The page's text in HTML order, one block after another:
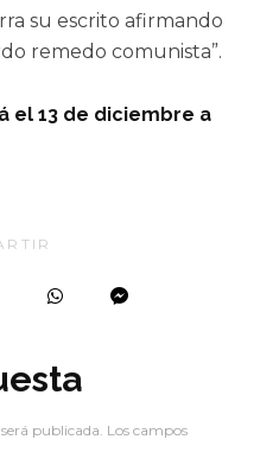
su escrito afirmando
remedo comunista”.
el 13 de diciembre a
publicada. Los campos